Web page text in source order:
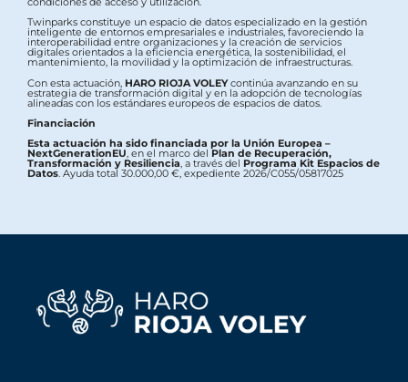
Twinparks constituye un espacio de datos especializado en la gestión
inteligente de entornos empresariales e industriales, favoreciendo la
interoperabilidad entre organizaciones y la creación de servicios
digitales orientados a la eficiencia energética, la sostenibilidad, el
mantenimiento, la movilidad y la optimización de infraestructuras.
Con esta actuación, HARO RIOJA VOLEYcontinúa avanzando en su
estrategia de transformación digital y en la adopción de tecnologías
alineadas con los estándares europeos de espacios de datos.
Financiación
Esta actuación ha sido financiada por la Unión Europea –
NextGenerationEU, en el marco del Plan de Recuperación,
Transformación y Resiliencia, a través del Programa Kit Espacios de
Datos. Ayuda total 30.000,00 €, expediente 2026/C055/05817025